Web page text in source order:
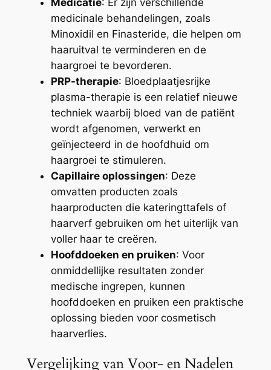
Medicatie: Er zijn verschillende
medicinale behandelingen, zoals
Minoxidil en Finasteride, die helpen om
haaruitval te verminderen en de
haargroei te bevorderen.
PRP-therapie: Bloedplaatjesrijke
plasma-therapie is een relatief nieuwe
techniek waarbij bloed van de patiënt
wordt afgenomen, verwerkt en
geïnjecteerd in de hoofdhuid om
haargroei te stimuleren.
Capillaire oplossingen: Deze
omvatten producten zoals
haarproducten die kateringttafels of
haarverf gebruiken om het uiterlijk van
voller haar te creëren.
Hoofddoeken en pruiken: Voor
onmiddellijke resultaten zonder
medische ingrepen, kunnen
hoofddoeken en pruiken een praktische
oplossing bieden voor cosmetisch
haarverlies.
Vergelijking van Voor- en Nadelen